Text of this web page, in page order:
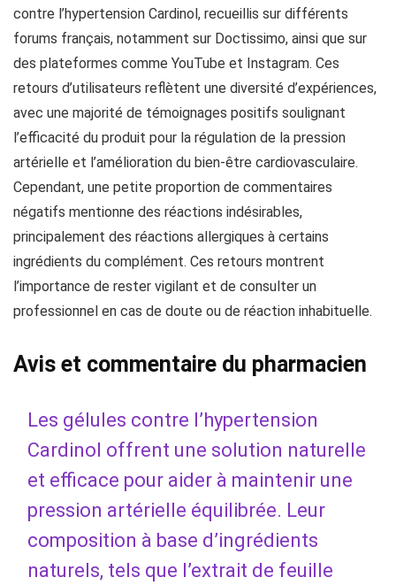
contre l’hypertension Cardinol, recueillis sur différents
forums français, notamment sur Doctissimo, ainsi que sur
des plateformes comme YouTube et Instagram. Ces
retours d’utilisateurs reflètent une diversité d’expériences,
avec une majorité de témoignages positifs soulignant
l’efficacité du produit pour la régulation de la pression
artérielle et l’amélioration du bien-être cardiovasculaire.
Cependant, une petite proportion de commentaires
négatifs mentionne des réactions indésirables,
principalement des réactions allergiques à certains
ingrédients du complément. Ces retours montrent
l’importance de rester vigilant et de consulter un
professionnel en cas de doute ou de réaction inhabituelle.
Avis et commentaire du pharmacien
Les gélules contre l’hypertension
Cardinol offrent une solution naturelle
et efficace pour aider à maintenir une
pression artérielle équilibrée. Leur
composition à base d’ingrédients
naturels, tels que l’extrait de feuille